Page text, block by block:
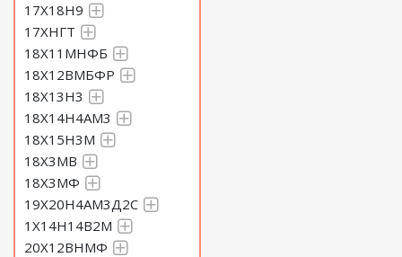
17Х18Н9
17ХНГТ
18Х11МНФБ
18Х12ВМБФР
18Х13Н3
18Х14Н4АМ3
18Х15Н3М
18Х3МВ
18Х3МФ
19Х20Н4АМ3Д2С
1Х14Н14В2М
20Х12ВНМФ